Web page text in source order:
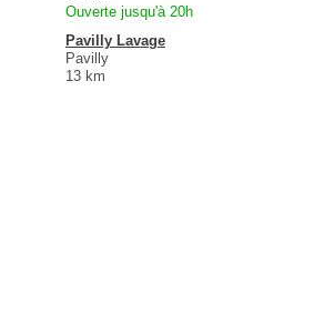
Ouverte jusqu'à 20h
Pavilly Lavage
Pavilly
13 km